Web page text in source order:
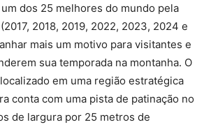
dos 25 melhores do mundo pela
2018, 2019, 2022, 2023, 2024 e
mais um motivo para visitantes e
sua temporada na montanha. O
em uma região estratégica
conta com uma pista de patinação no
de largura por 25 metros de